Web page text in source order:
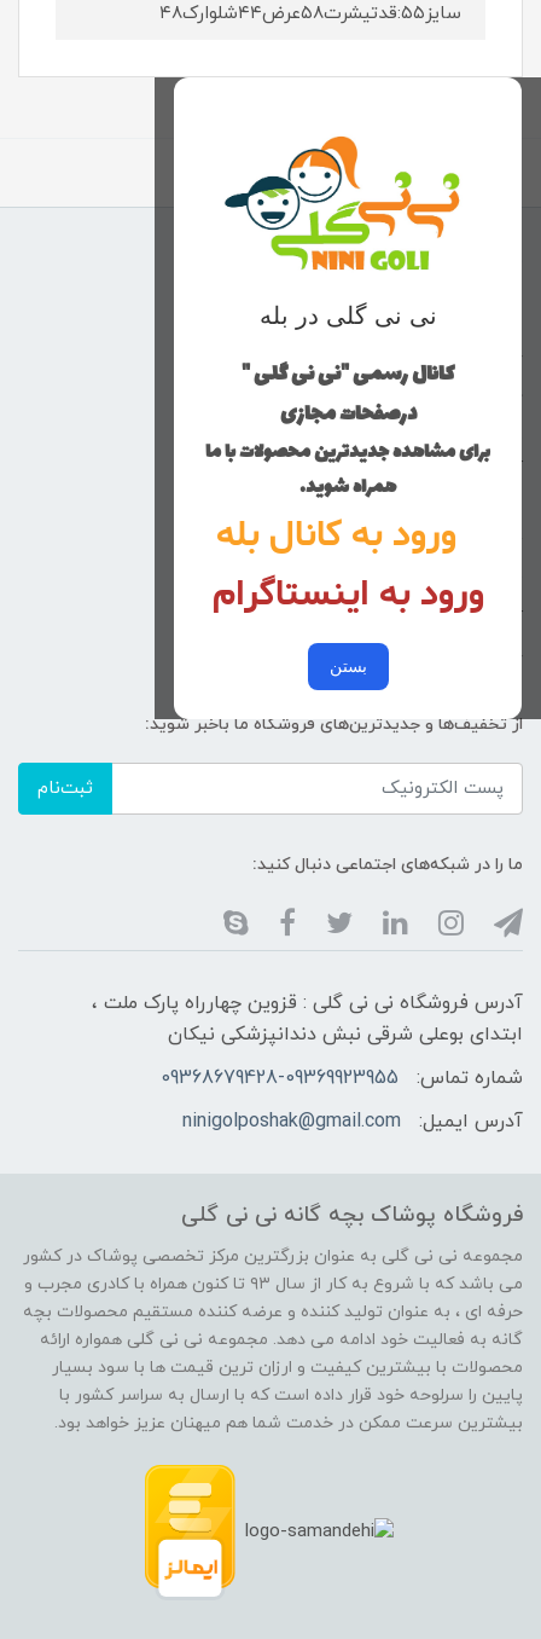
سایز۵۵:قدتیشرت۵۸عرض۴۴شلوارک۴۸
نی نی گلی در بله
کانال رسمی "نی نی گلی "
درصفحات مجازی
برای مشاهده جدیدترین محصولات با ما
همراه شوید.
ورود به کانال بله
ورود به اینستاگرام
بستن
برگشت به بالا
منوی وب‌سایت
خانه
کوچولوهای نی نی گلی
تماس با ما
کد پیگیری سفارشات
خرید عمده
از تخفیف‌ها و جدیدترین‌های فروشگاه ما باخبر شوید:
ثبت‌نام
ما را در شبکه‌های اجتماعی دنبال کنید:
آدرس فروشگاه نی نی گلی : قزوین چهارراه پارک ملت ،
ابتدای بوعلی شرقی نبش دندانپزشکی نیکان
شماره تماس:
09368679428-09369923955
آدرس ایمیل:
ninigolposhak@gmail.com
فروشگاه پوشاک بچه گانه نی نی گلی
مجموعه نی نی گلی به عنوان بزرگترین مرکز تخصصی پوشاک در کشور
می باشد که با شروع به کار از سال ۹۳ تا کنون همراه با کادری مجرب و
حرفه ای ، به عنوان تولید کننده و عرضه کننده مستقیم محصولات بچه
گانه به فعالیت خود ادامه می دهد. مجموعه نی نی گلی همواره ارائه
محصولات با بیشترین کیفیت و ارزان ترین قیمت ها با سود بسیار
پایین را سرلوحه خود قرار داده است که با ارسال به سراسر کشور با
بیشترین سرعت ممکن در خدمت شما هم میهنان عزیز خواهد بود.